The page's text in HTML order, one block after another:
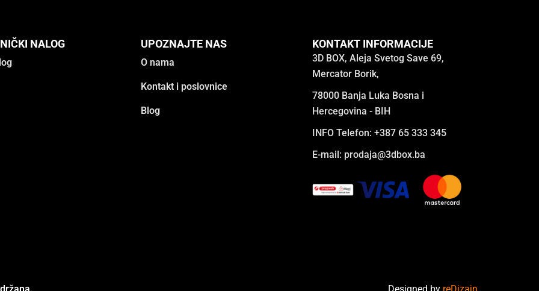
NALOG UPOZNAJTE NAS
O nama
Kontakt i poslovnice
Blog
KONTAKT INFORMACIJE
3D BOX, Aleja Svetog Save 69,
Mercator Borik,
78000 Banja Luka Bosna i
Hercegovina - BIH
INFO Telefon: +387 65 333 345
E-mail: prodaja@3dbox.ba